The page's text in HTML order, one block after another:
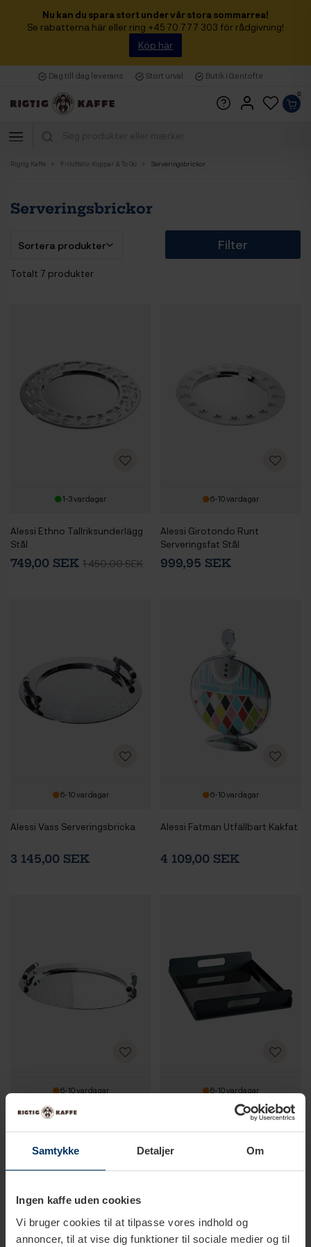
Samtykke Detaljer Om
Ingen kaffe uden cookies
Vi bruger cookies til at tilpasse vores indhold og
annoncer, til at vise dig funktioner til sociale medier og til
Nu kan du spara stort under vår stora sommarrea!
Se rabatterna här eller ring +45 70 777 303 för rådgivning!
Köp här
Dag till dag leverans Stort urval Butik i Gentofte
0
Rigtig Kaffe Friluftsliv, Koppar & To Go Serveringsbrickor
Serveringsbrickor
Totalt 7 produkter
Filter
1-3 vardagar
Alessi Ethno Tallriksunderlägg
Stål
749,00 SEK 1 450,00 SEK
6-10 vardagar
Alessi Girotondo Runt
Serveringsfat Stål
999,95 SEK
6-10 vardagar
Alessi Vass Serveringsbricka
3 145,00 SEK
6-10 vardagar
Alessi Fatman Utfällbart Kakfat
4 109,00 SEK
6-10 vardagar
Alessi Vass Serveringsbricka
Oval
3 950,00 SEK
6-10 vardagar
Alessi Vassily Bricka Svart
2 179,00 SEK